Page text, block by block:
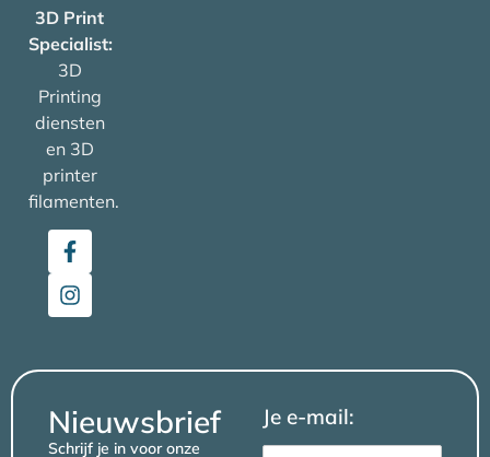
3D Print
Specialist:
3D
Printing
diensten
en 3D
printer
filamenten.
Nieuwsbrief
Schrijf je in voor onze
Je e-mail: